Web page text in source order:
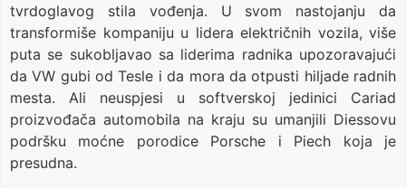
tvrdoglavog stila vođenja. U svom nastojanju da
transformiše kompaniju u lidera električnih vozila, više
puta se sukobljavao sa liderima radnika upozoravajući
da VW gubi od Tesle i da mora da otpusti hiljade radnih
mesta. Ali neuspjesi u softverskoj jedinici Cariad
proizvođača automobila na kraju su umanjili Diessovu
podršku moćne porodice Porsche i Piech koja je
presudna.